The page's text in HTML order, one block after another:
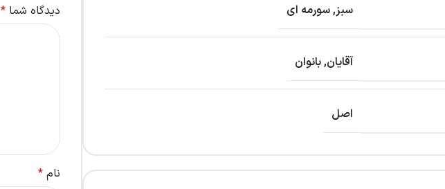
سبز,سورمه ای
آقایان,بانوان
اصل
دیدگاه شما*
نام*